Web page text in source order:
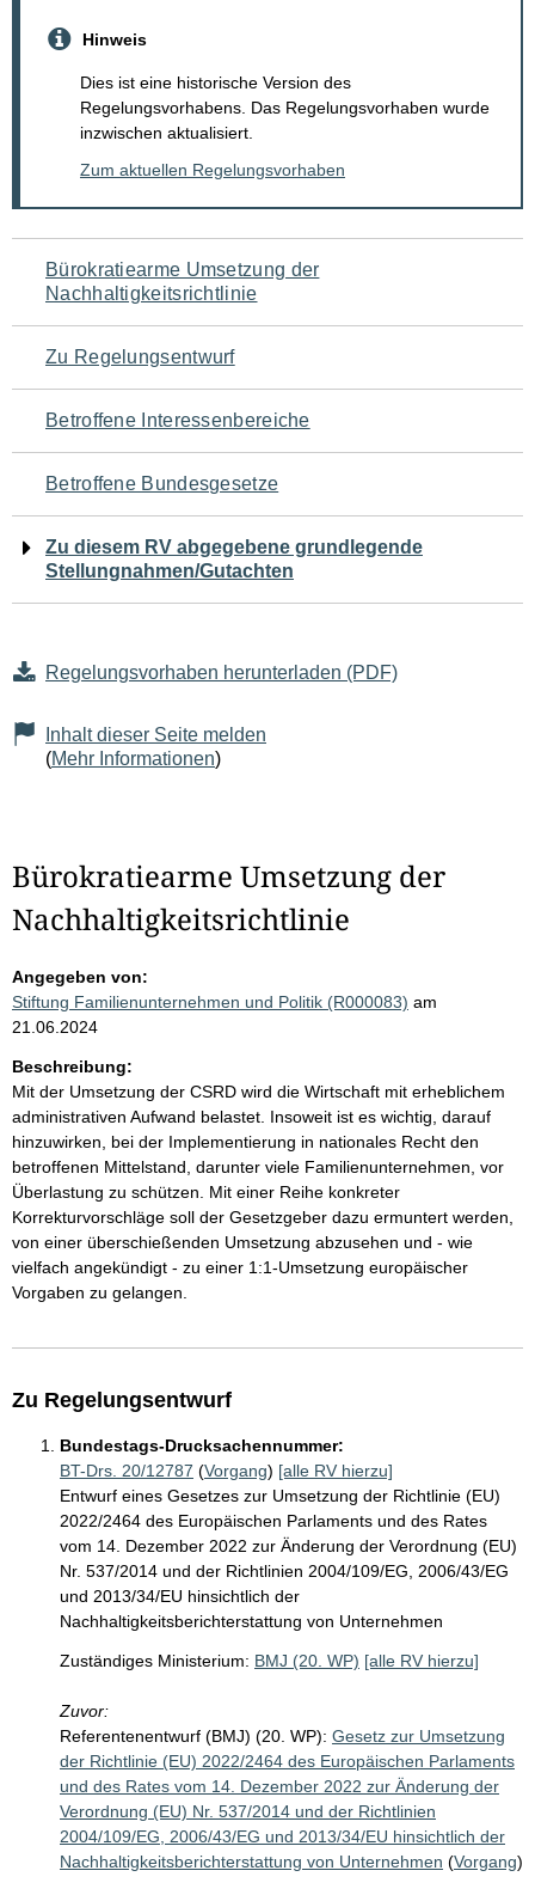
Hinweis
Dies ist eine historische Version des
Regelungsvorhabens. Das Regelungsvorhaben wurde
inzwischen aktualisiert.
Zum aktuellen Regelungsvorhaben
Navigation
für
den
Seiteninhalt
Bürokratiearme Umsetzung der
Nachhaltigkeitsrichtlinie
Zu Regelungsentwurf
Betroffene Interessenbereiche
Betroffene Bundesgesetze
Zu diesem RV abgegebene grundlegende
Stellungnahmen/Gutachten
Regelungsvorhaben herunterladen (PDF)
Inhalt dieser Seite melden
(Mehr Informationen)
Bürokratiearme Umsetzung der
Nachhaltigkeitsrichtlinie
Angegeben von:
Stiftung Familienunternehmen und Politik (R000083) am
21.06.2024
Beschreibung:
Mit der Umsetzung der CSRD wird die Wirtschaft mit erheblichem
administrativen Aufwand belastet. Insoweit ist es wichtig, darauf
hinzuwirken, bei der Implementierung in nationales Recht den
betroffenen Mittelstand, darunter viele Familienunternehmen, vor
Überlastung zu schützen. Mit einer Reihe konkreter
Korrekturvorschläge soll der Gesetzgeber dazu ermuntert werden,
von einer überschießenden Umsetzung abzusehen und - wie
vielfach angekündigt - zu einer 1:1-Umsetzung europäischer
Vorgaben zu gelangen.
Zu Regelungsentwurf
Bundestags-Drucksachennummer:
BT-Drs. 20/12787 (Vorgang) [alle RV hierzu]
Entwurf eines Gesetzes zur Umsetzung der Richtlinie (EU)
2022/2464 des Europäischen Parlaments und des Rates
vom 14. Dezember 2022 zur Änderung der Verordnung (EU)
Nr. 537/2014 und der Richtlinien 2004/109/EG, 2006/43/EG
und 2013/34/EU hinsichtlich der
Nachhaltigkeitsberichterstattung von Unternehmen
Zuständiges Ministerium: BMJ (20. WP) [alle RV hierzu]
Zuvor:
Referentenentwurf (BMJ) (20. WP): Gesetz zur Umsetzung
der Richtlinie (EU) 2022/2464 des Europäischen Parlaments
und des Rates vom 14. Dezember 2022 zur Änderung der
Verordnung (EU) Nr. 537/2014 und der Richtlinien
2004/109/EG, 2006/43/EG und 2013/34/EU hinsichtlich der
Nachhaltigkeitsberichterstattung von Unternehmen (Vorgang)